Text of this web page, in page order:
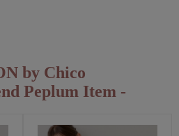
by Chico
Peplum Item -